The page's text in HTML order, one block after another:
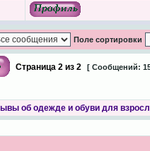
Поле сортировки
Страница 2из 2 [ Сообщений:
об одежде и обуви для